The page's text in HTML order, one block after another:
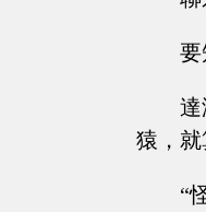
要
達
猿，
“